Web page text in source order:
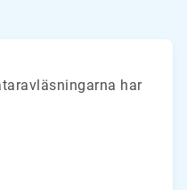
har